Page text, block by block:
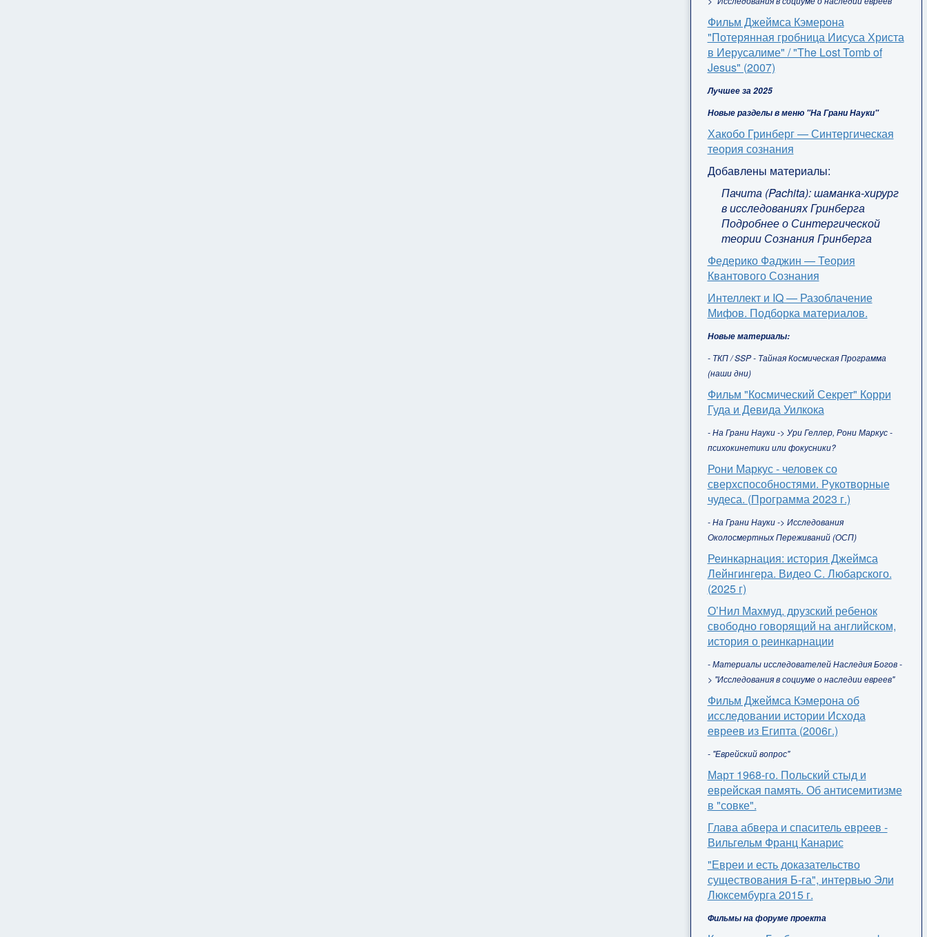
Фильм Джеймса Кэмерона
"Потерянная гробница Иисуса Христа
в Иерусалиме" / "The Lost Tomb of
Jesus" (2007)
Лучшее за 2025
Новые разделы в меню "На Грани Науки"
Хакобо Гринберг — Синтергическая
теория сознания
Добавлены материалы:
Пачита (Pachita): шаманка-хирург
в исследованиях Гринберга
Подробнее о Синтергической
теории Сознания Гринберга
Федерико Фаджин — Теория
Квантового Сознания
Интеллект и IQ — Разоблачение
Мифов. Подборка материалов.
Новые материалы:
- ТКП / SSP - Тайная Космическая Программа
(наши дни)
Фильм "Космический Секрет" Корри
Гуда и Девида Уилкока
- На Грани Науки -> Ури Геллер, Рони Маркус -
психокинетики или фокусники?
Рони Маркус - человек со
сверхспособностями. Рукотворные
чудеса. (Программа 2023 г.)
- На Грани Науки -> Исследования
Околосмертных Переживаний (ОСП)
Реинкарнация: история Джеймса
Лейнгингера. Видео С. Любарского.
(2025 г)
О’Нил Махмуд, друзский ребенок
свободно говорящий на английском,
история о реинкарнации
- Материалы исследователей Наследия Богов -
> "Исследования в социуме о наследии евреев"
Фильм Джеймса Кэмерона об
исследовании истории Исхода
евреев из Египта (2006г.)
- "Еврейский вопрос"
Март 1968-го. Польский стыд и
еврейская память. Об антисемитизме
в "совке".
Глава абвера и спаситель евреев -
Вильгельм Франц Канарис
"Евреи и есть доказательство
существования Б-га", интервью Эли
Люксембурга 2015 г.
Фильмы на форуме проекта